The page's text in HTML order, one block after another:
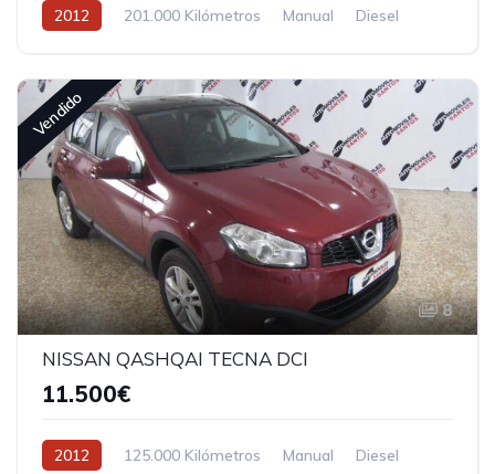
2012 201.000 Kilómetros Manual
Diesel
Vendido
8
NISSAN QASHQAI TECNA DCI
11.500€
2012 125.000 Kilómetros Manual
Diesel